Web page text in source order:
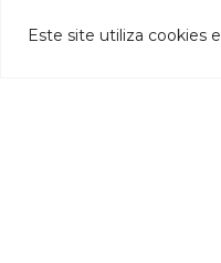
Este site utiliza cookies